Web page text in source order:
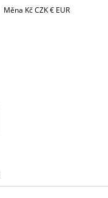
Měna KčCZK€ EUR